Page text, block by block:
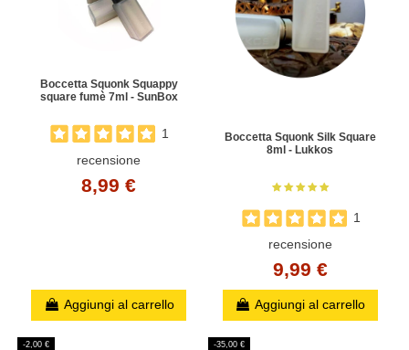
Boccetta Squonk Squappy
square fumè 7ml - SunBox
1
recensione
8,99 €
Aggiungi al carrello
Boccetta Squonk Silk Square
8ml - Lukkos
1
recensione
9,99 €
Aggiungi al carrello
-2,00 € -35,00 €